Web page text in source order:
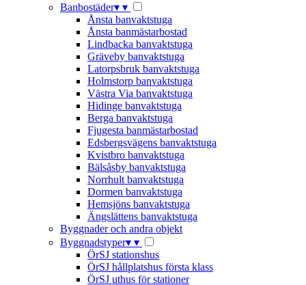
Banbostäder▾ ▾
Ånsta banvaktstuga
Ånsta banmästarbostad
Lindbacka banvaktstuga
Gräveby banvaktstuga
Latorpsbruk banvaktstuga
Holmstorp banvaktstuga
Västra Via banvaktstuga
Hidinge banvaktstuga
Berga banvaktstuga
Fjugesta banmästarbostad
Edsbergsvägens banvaktstuga
Kvistbro banvaktstuga
Bälsåsby banvaktstuga
Norrhult banvaktstuga
Dormen banvaktstuga
Hemsjöns banvaktstuga
Ängslättens banvaktstuga
Byggnader och andra objekt
Byggnadstyper▾ ▾
ÖrSJ stationshus
ÖrSJ hållplatshus första klass
ÖrSJ uthus för stationer